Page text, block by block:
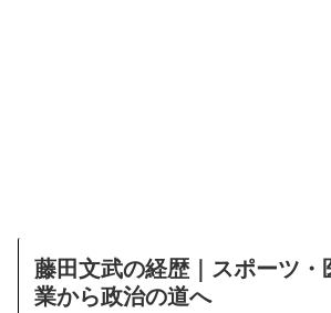
藤田文武の経歴｜スポーツ・
業から政治の道へ